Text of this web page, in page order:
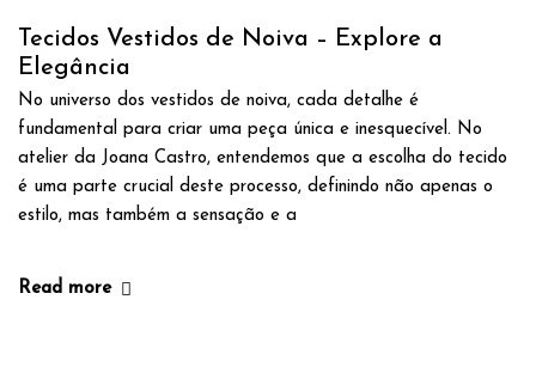
Tecidos Vestidos de Noiva – Explore a
Elegância
No universo dos vestidos de noiva, cada detalhe é
fundamental para criar uma peça única e inesquecível. No
atelier da Joana Castro, entendemos que a escolha do tecido
é uma parte crucial deste processo, definindo não apenas o
estilo, mas também a sensação e a
Read more